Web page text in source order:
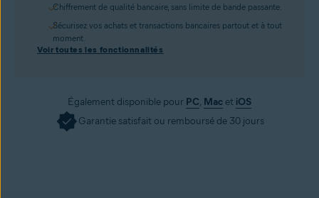
Chiffrement de qualité bancaire, sans limite de bande passante.
Sécurisez vos achats et transactions bancaires partout et à tout
moment.
Voir toutes les fonctionnalités
Également disponible pour PC, Mac et iOS
Garantie satisfait ou remboursé de 30 jours